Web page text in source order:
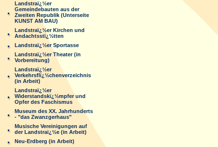
Landstraï¿½er
Gemeindebauten aus der
Zweiten Republik (Unterseite
KUNST AM BAU)
Landstraï¿½er Kirchen und
Andachtsstï¿½tten
Landstraï¿½er Sportasse
Landstraï¿½er Theater (in
Vorbereitung)
Landstraï¿½er
Verkehrsflï¿½chenverzeichnis
(in Arbeit)
Landstraï¿½er
Widerstandskï¿½mpfer und
Opfer des Faschismus
Museum des XX. Jahrhunderts
- "das Zwanzgerhaus"
Musische Vereinigungen auf
der Landstraï¿½e (in Arbeit)
Neu-Erdberg (in Arbeit)